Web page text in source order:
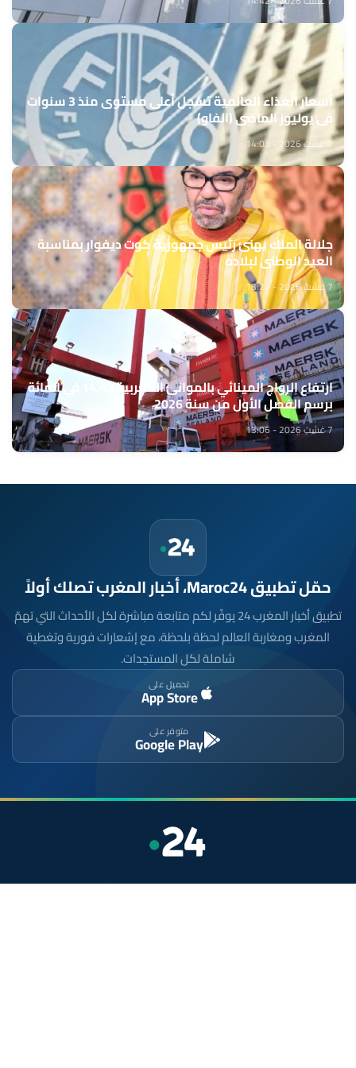
أسعار الغذاء العالمية تسجل أعلى مستوى منذ 3 سنوات
في يوليوز الماضي (الفاو)
7 غشت 2026 - 14:03
جلالة الملك يهنئ رئيس جمهورية كوت ديفوار بمناسبة
العيد الوطني لبلاده
7 غشت 2026 - 13:27
ارتفاع الرواج المينائي بالموانئ المغربية بـ14,4 في المائة
برسم الفصل الأول من سنة 2026
7 غشت 2026 - 13:06
حمّل تطبيق Maroc24، أخبار المغرب تصلك أولاً
تطبيق أخبار المغرب 24 يوفّر لكم متابعة مباشرة لكل الأحداث التي تهمّ
المغرب ومغاربة العالم لحظة بلحظة، مع إشعارات فورية وتغطية
شاملة لكل المستجدات.
تحميل على
App Store
متوفر على
Google Play
موقع إخباري مستقل وشامل. تابعوا يومياً آخر الأخبار